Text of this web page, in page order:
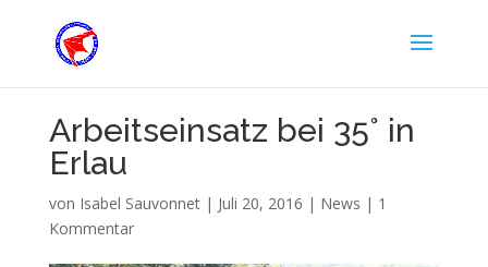
Arbeitseinsatz bei 35° in
Erlau
von Isabel Sauvonnet| Juli 20, 2016 | News | 1
Kommentar